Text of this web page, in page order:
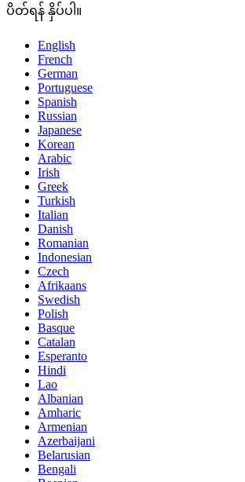
ပိတ်ရန် နှိပ်ပါ။
English
French
German
Portuguese
Spanish
Russian
Japanese
Korean
Arabic
Irish
Greek
Turkish
Italian
Danish
Romanian
Indonesian
Czech
Afrikaans
Swedish
Polish
Basque
Catalan
Esperanto
Hindi
Lao
Albanian
Amharic
Armenian
Azerbaijani
Belarusian
Bengali